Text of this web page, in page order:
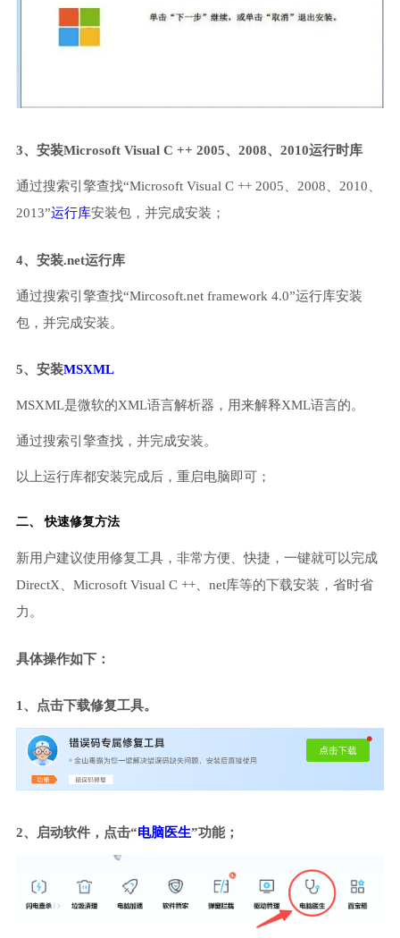
3、安装Microsoft Visual C ++ 2005、2008、2010运行时库
通过搜索引擎查找“Microsoft Visual C ++ 2005、2008、2010、
2013”运行库安装包，并完成安装；
4、安装.net运行库
通过搜索引擎查找“Mircosoft.net framework 4.0”运行库安装
包，并完成安装。
5、安装MSXML
MSXML是微软的XML语言解析器，用来解释XML语言的。
通过搜索引擎查找，并完成安装。
以上运行库都安装完成后，重启电脑即可；
二、 快速修复方法
新用户建议使用修复工具，非常方便、快捷，一键就可以完成
DirectX、Microsoft Visual C ++、net库等的下载安装，省时省
力。
具体操作如下：
1、点击下载修复工具。
2、启动软件，点击“电脑医生”功能；